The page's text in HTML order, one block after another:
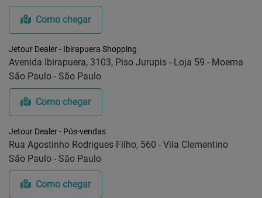
Como chegar
Jetour Dealer - Ibirapuera Shopping
Avenida Ibirapuera, 3103, Piso Jurupis - Loja 59 - Moema
São Paulo - São Paulo
Como chegar
Jetour Dealer - Pós-vendas
Rua Agostinho Rodrigues Filho, 560 - Vila Clementino
São Paulo - São Paulo
Como chegar